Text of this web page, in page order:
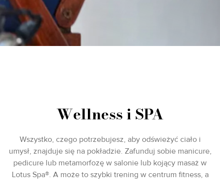
Wellness i SPA
Wszystko, czego potrzebujesz, aby odświeżyć ciało i
umysł, znajduje się na pokładzie. Zafunduj sobie manicure,
pedicure lub metamorfozę w salonie lub kojący masaż w
Lotus Spa®. A może to szybki trening w centrum fitness, a